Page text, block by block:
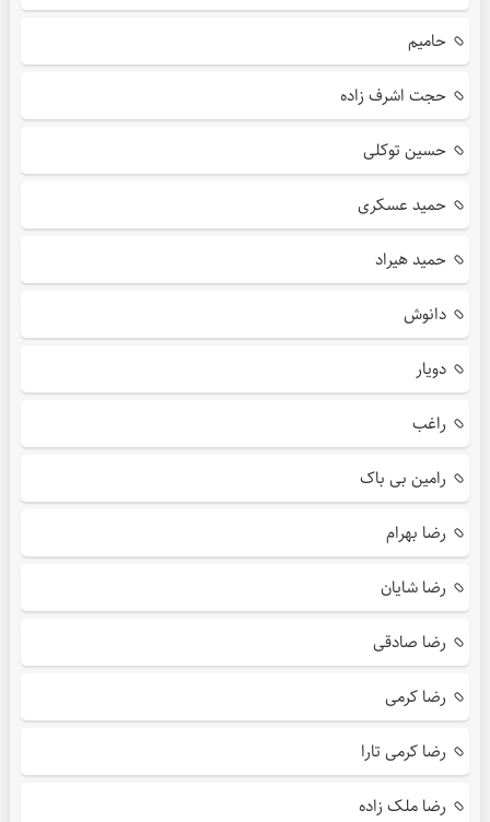
حامیم
حجت اشرف زاده
حسین توکلی
حمید عسکری
حمید هیراد
دانوش
دویار
راغب
رامین بی باک
رضا بهرام
رضا شایان
رضا صادقی
رضا کرمی
رضا کرمی تارا
رضا ملک زاده